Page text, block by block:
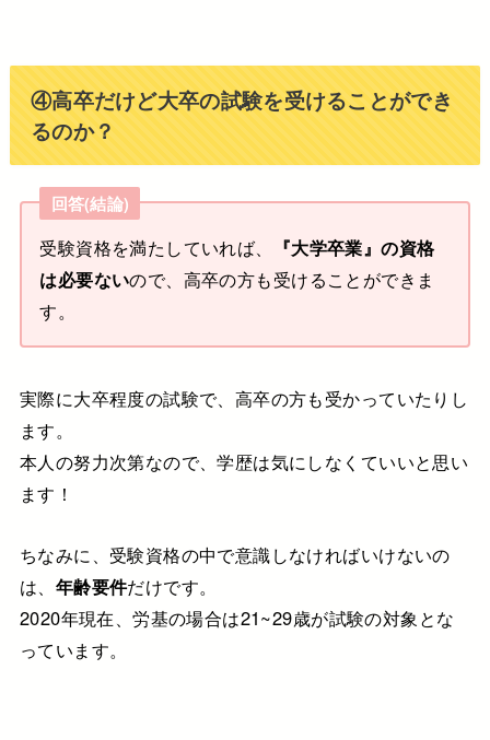
④高卒だけど大卒の試験を受けることができ
るのか？
回答(結論)
受験資格を満たしていれば、
『大学卒業』の資格
は必要ないので、高卒の方も受けることができま
す。
実際に大卒程度の試験で、高卒の方も受かっていたりし
ます。
本人の努力次第なので、学歴は気にしなくていいと思い
ます！
ちなみに、受験資格の中で意識しなければいけないの
は、 年齢要件だけです。
2020年現在、労基の場合は21~29歳が試験の対象とな
っています。